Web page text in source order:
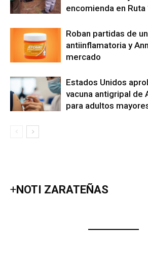
encomienda en Ruta
Roban partidas de
antiinflamatoria y
mercado
Estados Unidos
vacuna antigripal de
para adultos
+NOTI ZARATEÑAS